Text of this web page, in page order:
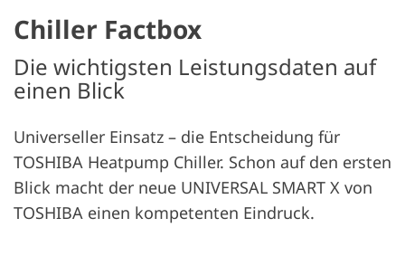
Chiller Factbox
Die wichtigsten Leistungsdaten auf
einen Blick
Universeller Einsatz – die Entscheidung für
TOSHIBA Heatpump Chiller. Schon auf den ersten
Blick macht der neue UNIVERSAL SMART X von
TOSHIBA einen kompetenten Eindruck.